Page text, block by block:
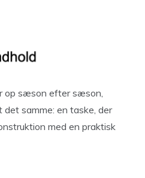
op sæson efter sæson,
samme: en taske, der
med en praktisk